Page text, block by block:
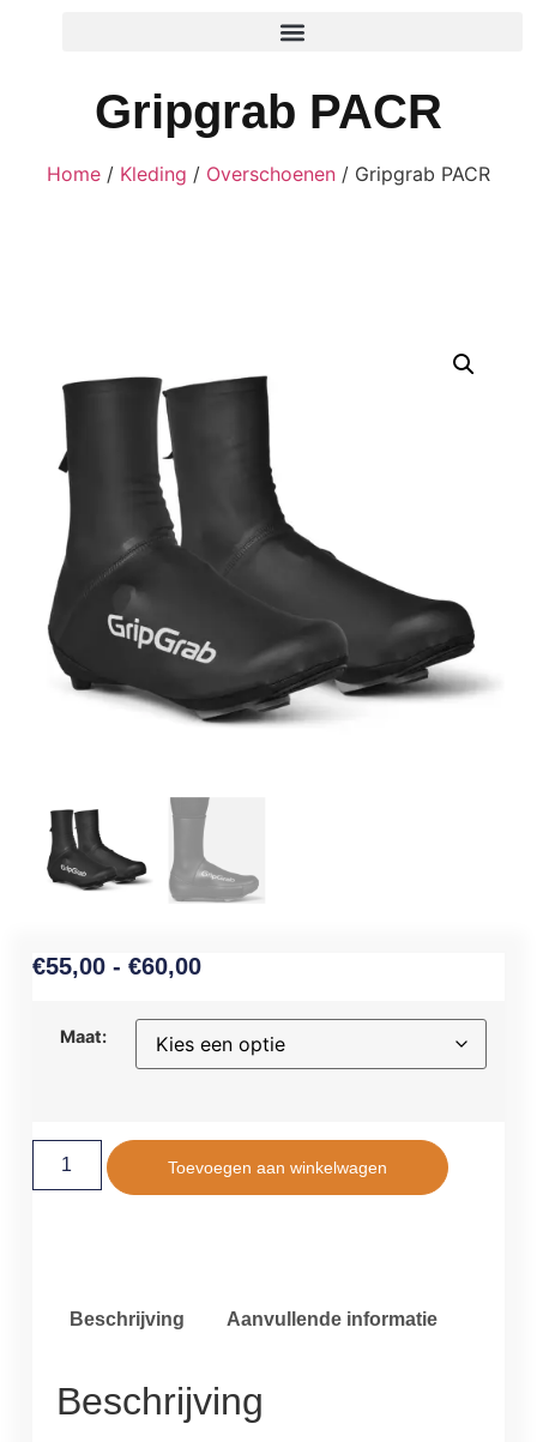
Gripgrab PACR
Home / Kleding / Overschoenen / Gripgrab PACR
€55,00 - €60,00
Maat:
Toevoegen aan winkelwagen
Beschrijving Aanvullende informatie
Beschrijving